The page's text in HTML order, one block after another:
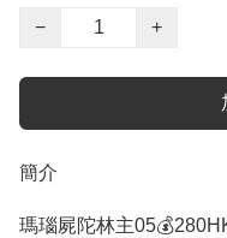
−
+
簡介
瑪瑙屍陀林主